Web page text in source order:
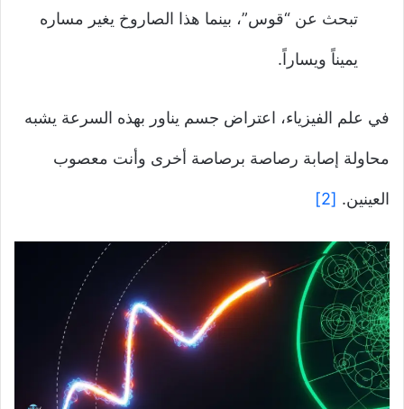
تبحث عن “قوس”، بينما هذا الصاروخ يغير مساره
يميناً ويساراً.
في علم الفيزياء، اعتراض جسم يناور بهذه السرعة يشبه
محاولة إصابة رصاصة برصاصة أخرى وأنت معصوب
العينين. [2]